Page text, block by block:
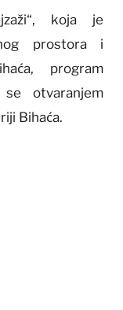
koja je
prostora i
program
otvaranjem
Bihaća.